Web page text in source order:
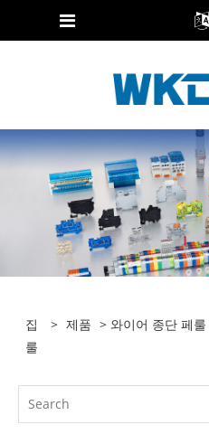
집 > 제품 >와이어 종단 페룰
룰